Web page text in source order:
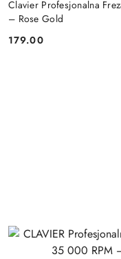
Clavier Profesjonalna
– Rose Gold
Cena:
179.00